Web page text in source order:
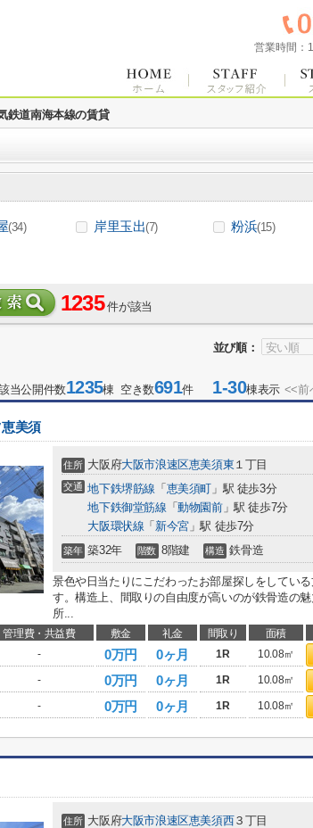
営業時間：
鉄道南海本線の賃貸
(34) 岸里玉出(7) 粉浜(15)
1235 件が該当
並び順：
当公開件数1235棟 空き数691件1-30棟表示 <<前
美須
住所 大阪府大阪市浪速区恵美須東 １丁目
交通 地下鉄堺筋線 「 恵美須町 」駅 徒歩3分
地下鉄御堂筋線 「動物園前」駅 徒歩7分
大阪環状線 「 新今宮」駅 徒歩7分
築年 築32年 階数 8階建 構造 鉄骨造
景色や日当たりにこだわったお部屋探しをしてい
す。構造上、間取りの自由度が高いのが鉄骨造の
所...
管理費・共益費 敷金 礼金 間取り 面積
- 0万円 0ヶ月 1R 10.08㎡
- 0万円 0ヶ月 1R 10.08㎡
- 0万円 0ヶ月 1R 10.08㎡
住所 大阪府大阪市浪速区恵美須西３丁目